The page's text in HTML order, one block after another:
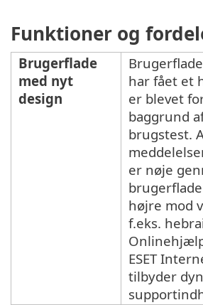
Funktioner og
Brugerflade
med nyt
design
har fået et
er blevet
baggrund
brugstest.
er nøje
højre mod
f.eks.
ESET
tilbyder